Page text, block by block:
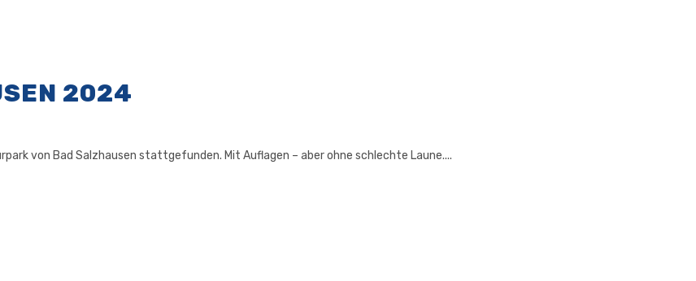
2024
von Bad Salzhausen stattgefunden. Mit Auflagen – aber ohne schlechte Laune....